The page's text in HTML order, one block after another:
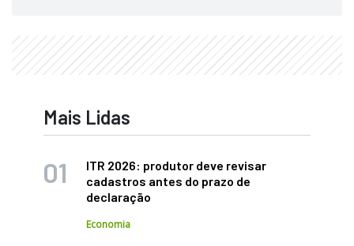
Mais Lidas
ITR 2026: produtor deve revisar
cadastros antes do prazo de
declaração
Economia